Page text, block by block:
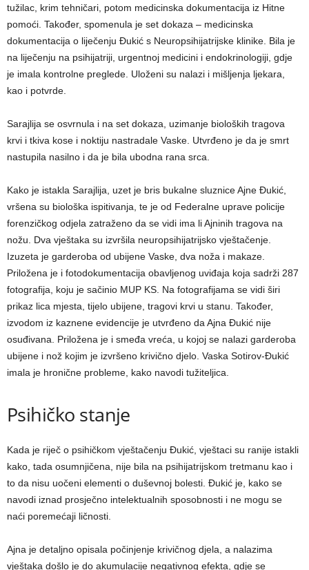
tužilac, krim tehničari, potom medicinska dokumentacija iz Hitne
pomoći. Također, spomenula je set dokaza – medicinska
dokumentacija o liječenju Đukić s Neuropsihijatrijske klinike. Bila je
na liječenju na psihijatriji, urgentnoj medicini i endokrinologiji, gdje
je imala kontrolne preglede. Uloženi su nalazi i mišljenja ljekara,
kao i potvrde.
Sarajlija se osvrnula i na set dokaza, uzimanje bioloških tragova
krvi i tkiva kose i noktiju nastradale Vaske. Utvrđeno je da je smrt
nastupila nasilno i da je bila ubodna rana srca.
Kako je istakla Sarajlija, uzet je bris bukalne sluznice Ajne Đukić,
vršena su biološka ispitivanja, te je od Federalne uprave policije
forenzičkog odjela zatraženo da se vidi ima li Ajninih tragova na
nožu. Dva vještaka su izvršila neuropsihijatrijsko vještačenje.
Izuzeta je garderoba od ubijene Vaske, dva noža i makaze.
Priložena je i fotodokumentacija obavljenog uviđaja koja sadrži 287
fotografija, koju je sačinio MUP KS. Na fotografijama se vidi širi
prikaz lica mjesta, tijelo ubijene, tragovi krvi u stanu. Također,
izvodom iz kaznene evidencije je utvrđeno da Ajna Đukić nije
osuđivana. Priložena je i smeđa vreća, u kojoj se nalazi garderoba
ubijene i nož kojim je izvršeno krivično djelo. Vaska Sotirov-Đukić
imala je hronične probleme, kako navodi tužiteljica.
Psihičko stanje
Kada je riječ o psihičkom vještačenju Đukić, vještaci su ranije istakli
kako, tada osumnjičena, nije bila na psihijatrijskom tretmanu kao i
to da nisu uočeni elementi o duševnoj bolesti. Đukić je, kako se
navodi iznad prosječno intelektualnih sposobnosti i ne mogu se
naći poremećaji ličnosti.
Ajna je detaljno opisala počinjenje krivičnog djela, a nalazima
vještaka došlo je do akumulacije negativnog efekta, gdje se